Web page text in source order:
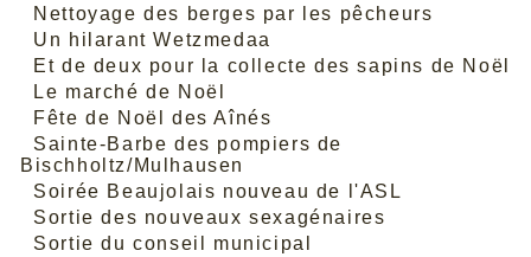
Nettoyage des berges par les pêcheurs
Un hilarant Wetzmedaa
Et de deux pour la collecte des sapins de Noël
Le marché de Noël
Fête de Noël des Aînés
Sainte-Barbe des pompiers de
Bischholtz/Mulhausen
Soirée Beaujolais nouveau de l'ASL
Sortie des nouveaux sexagénaires
Sortie du conseil municipal